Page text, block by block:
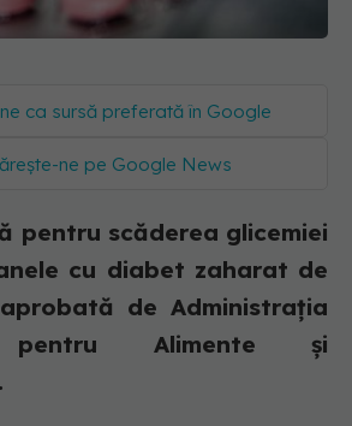
ca sursă preferată în Google
ne pe Google News
pentru scăderea glicemiei
cu diabet zaharat de
de Administrația
pentru Alimente și